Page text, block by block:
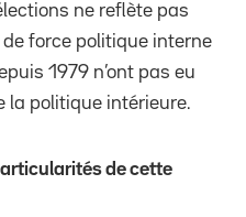
ne reflète pas
force politique interne
1979 n’ont pas eu
la politique intérieure.
de cette